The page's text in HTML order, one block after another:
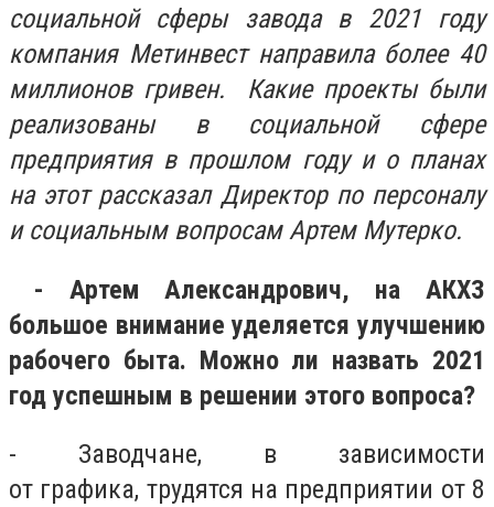
социальной сферы завода в 2021 году
компания Метинвест направила более 40
миллионов гривен. Какие проекты были
реализованы в социальной сфере
предприятия в прошлом году и о планах
на этот рассказал Директор по персоналу
и социальным вопросам Артем Мутерко.
- Артем Александрович, на АКХЗ
большое внимание уделяется улучшению
рабочего быта. Можно ли назвать 2021
год успешным в решении этого вопроса?
- Заводчане, в зависимости
от графика, трудятся на предприятии от 8